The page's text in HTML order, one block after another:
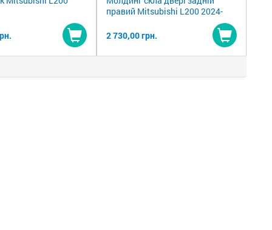
Купити
правий Mitsubishi L200 2024-
2 730,00 грн.
Купити